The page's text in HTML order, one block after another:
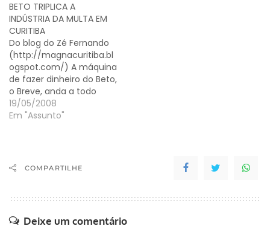
BETO TRIPLICA A
INDÚSTRIA DA MULTA EM
CURITIBA
Do blog do Zé Fernando
(http://magnacuritiba.bl
ogspot.com/) A máquina
de fazer dinheiro do Beto,
o Breve, anda a todo
vapor, nem o Ca$$io
Níquel ousou tanto:
estacionado em 180
ano. Em dezembro…
19/05/2008
Em "Assunto"
COMPARTILHE
Deixe um comentário